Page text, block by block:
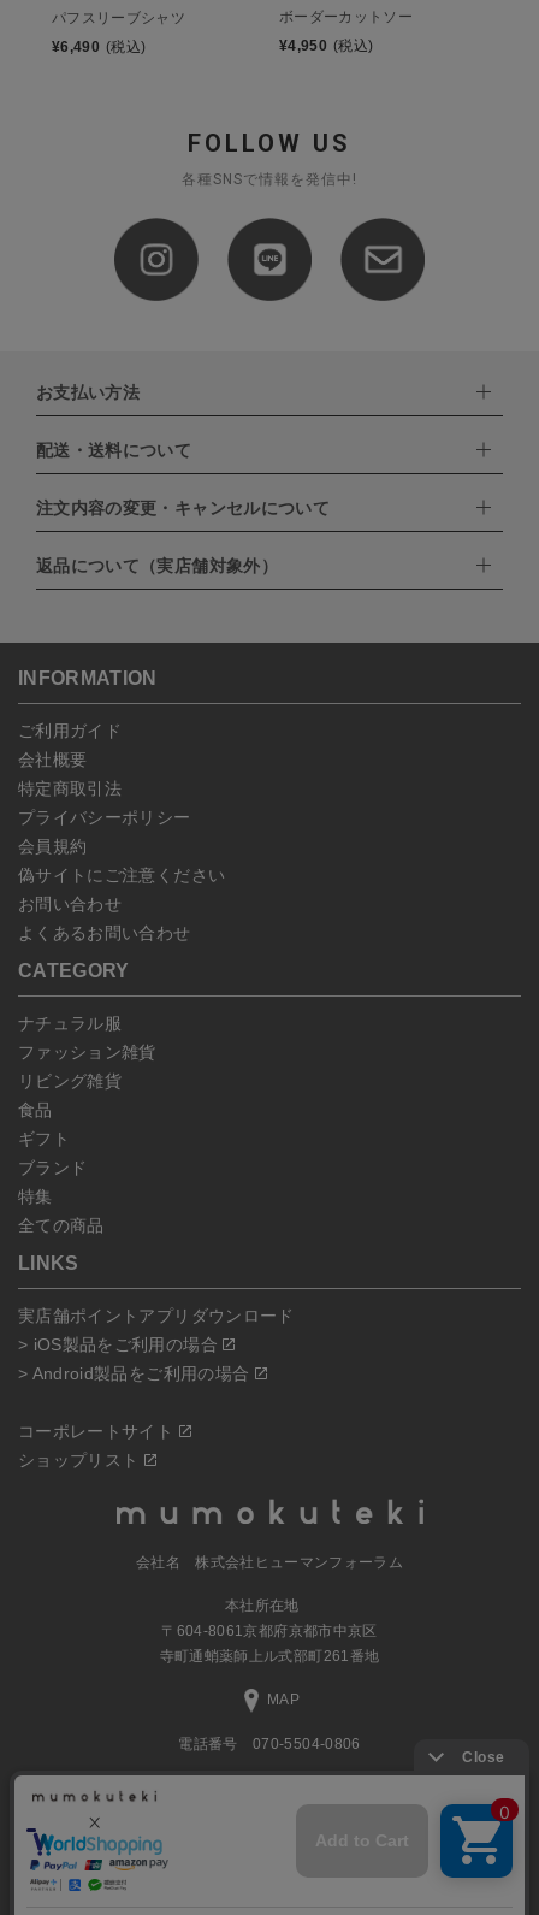
パフスリーブシャツ
¥6,490 (税込)
ボーダーカットソー
¥4,950 (税込)
FOLLOW US
各種SNSで情報を発信中!
お支払い方法
下記お支払い方法よりお選びいただけます。
・クレジットカード（VISA,mastercard,JCB,AMERICAN
EXPRESS,Diners Club）
・PayPay
・NP後払い
配送・送料について
配達業者：日本郵便
北海道：1,400円
沖縄：1,400円
注文内容の変更・キャンセルについて
ご注文日当日から翌日のAM9:00までにご連絡頂いた場合はキャン
セルは可能です。
ンセルしていただいた後、ご希望の商品のみ再度ご注文お願いしま
予約商品など一部キャンセルが出来ない場合がございます。あらか
じめご了承ください。
返品について（実店舗対象外）
こちらよりご依頼ください。
INFORMATION
ご利用ガイド
会社概要
特定商取引法
プライバシーポリシー
会員規約
偽サイトにご注意ください
お問い合わせ
よくあるお問い合わせ
CATEGORY
ナチュラル服
ファッション雑貨
リビング雑貨
食品
ギフト
ブランド
特集
全ての商品
LINKS
実店舗ポイントアプリダウンロード
> iOS製品をご利用の場合
> Android製品をご利用の場合
コーポレートサイト
ショップリスト
会社名 株式会社ヒューマンフォーラム
本社所在地
〒604-8061京都府京都市中京区
寺町通蛸薬師上ル式部町261番地
MAP
電話番号 070-5504-0806